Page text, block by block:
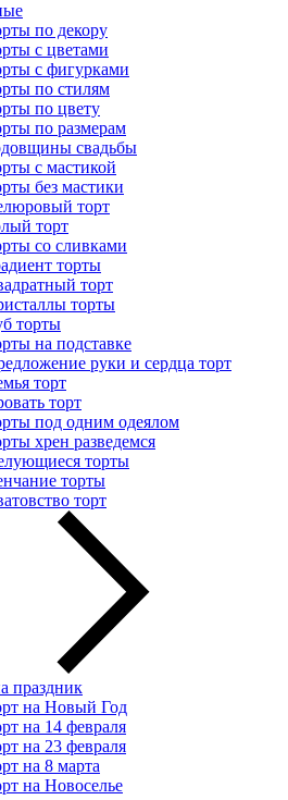
по декору
с цветами
с фигурками
по стилям
по цвету
по размерам
свадьбы
с мастикой
без мастики
торт
торт
со сливками
торты
торт
торты
торты
на подставке
руки и сердца торт
торт
торт
под одним одеялом
хрен разведемся
торты
торты
торт
праздник
на Новый Год
на 14 февраля
на 23 февраля
на 8 марта
на Новоселье